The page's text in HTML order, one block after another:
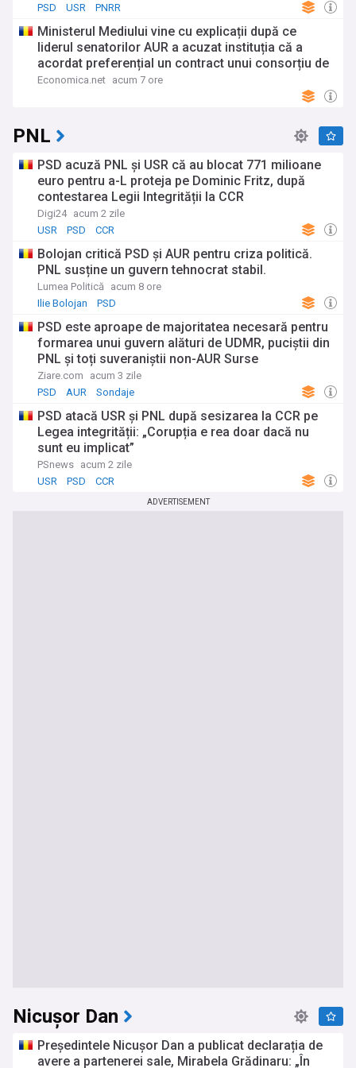
opiniei publice în timp.
Fluxul nostru NewsNow dedicat sondajelor din România este
actualizat constant cu cele mai relevante titluri din surse de
încredere, asigurându-vă că obțineți o imagine
cuprinzătoare și actualizată a opiniei publice. Indiferent
dacă sunteți un cetățean interesat, un analist politic sau un
dumneavoastră principală pentru toate știrile importante
despre sondaje în România.
PSD
USR PNRR
Ministerul Mediului vine cu explicații după ce
liderul senatorilor AUR a acuzat instituția că a
acordat preferențial un contract unui consorțiu de
firme și a cerut intervenția Curții de Conturi
Economica.net acum 7 ore
PNL
PSD acuză PNL şi USR că au blocat 771 milioane
euro pentru a-L proteja pe Dominic Fritz, după
contestarea Legii Integrității la CCR
Digi24 acum 2 zile
USR
PSD CCR
Bolojan critică PSD și AUR pentru criza politică.
PNL susține un guvern tehnocrat stabil.
Lumea Politică acum 8 ore
Ilie Bolojan
PSD
PSD este aproape de majoritatea necesară pentru
formarea unui guvern alături de UDMR, puciștii din
PNL și toți suveraniștii non-AUR Surse
Ziare.com
acum 3 zile
PSD
AUR Sondaje
PSD atacă USR și PNL după sesizarea la CCR pe
Legea integrității: „Corupția e rea doar dacă nu
sunt eu implicat”
PSnews acum 2 zile
USR
PSD CCR
ADVERTISEMENT
Nicușor Dan
Președintele Nicușor Dan a publicat declarația de
avere a partenerei sale, Mirabela Grădinaru: „În